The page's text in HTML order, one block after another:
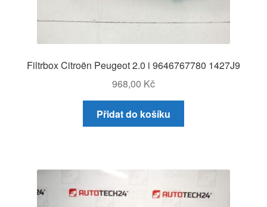
Filtrbox Citroën Peugeot 2.0 i 9646767780 1427J9
968,00 Kč
Přidat do košíku